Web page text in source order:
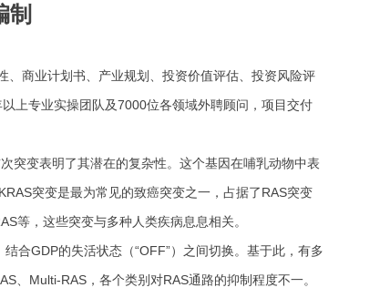
制
、商业计划书、产业规划、投资价值评估、投资风险评
上专业实操团队及7000位各领域外聘顾问，项目交付
突变表明了其潜在的复杂性。这个基因在哺乳动物中表
突变是最为常见的致癌突变之一，占据了RAS突变
等，这些突变与多种人类疾病息息相关。
合GDP的失活状态（“OFF”）之间切换。基于此，有多
、Multi-RAS，各个类别对RAS通路的抑制程度不一。